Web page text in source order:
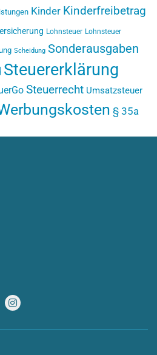
Kinder Kinderfreibetrag
Lohnsteuer Lohnsteuer
Scheidung Sonderausgaben
Steuererklärung
Steuerrecht Umsatzsteuer
§ 35a
Instagram